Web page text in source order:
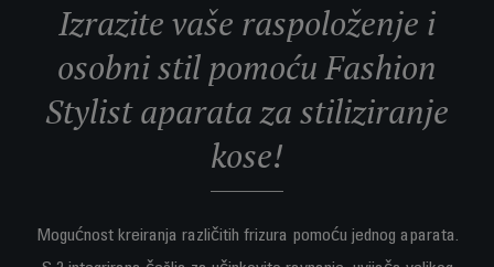
Izrazite vaše raspoloženje i
osobni stil pomoću Fashion
Stylist aparata za stiliziranje
kose!
Mogućnost kreiranja različitih frizura pomoću jednog aparata.